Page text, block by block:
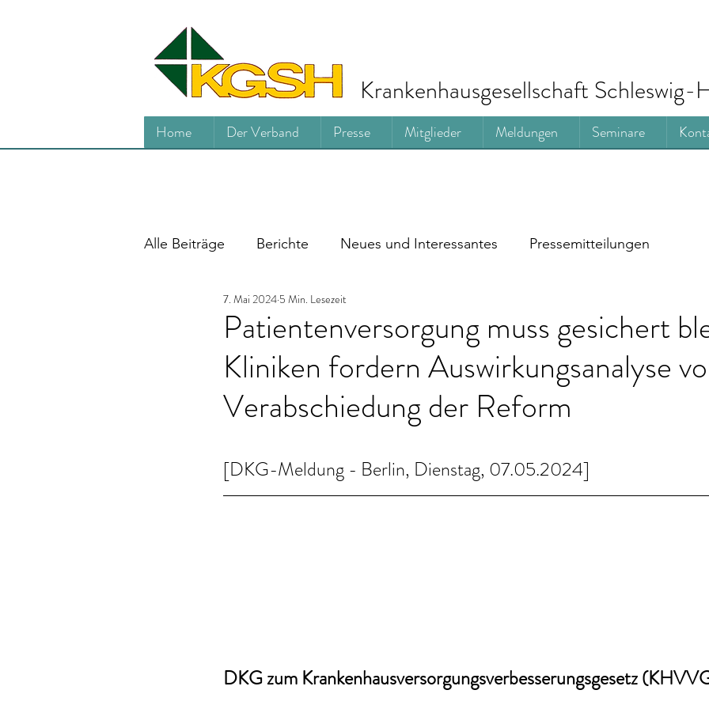
Home Der Verband Presse Mitglieder Meldungen Seminare
Krankenhausgesellschaft
Alle Beiträge Berichte Neues und Interessantes Pressemitteilungen
Patientenversorgung muss gesichert
Kliniken fordern Auswirkungsanalyse
Verabschiedung der Reform
7. Mai 2024 5 Min. Lesezeit
[DKG-Meldung - Berlin, Dienstag, 07.05.2024]
DKG zum Krankenhausversorgungsverbesserungsgesetz